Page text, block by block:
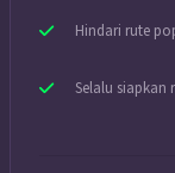
Hindari rute
Selalu siapkan